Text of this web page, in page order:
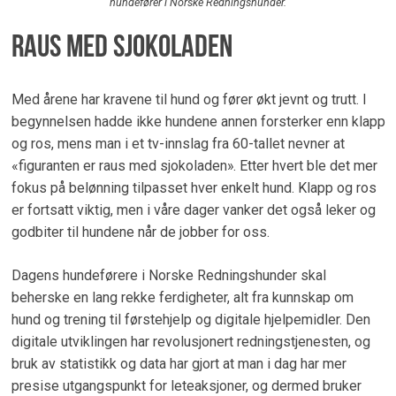
Raus med sjokoladen
Med årene har kravene til hund og fører økt jevnt og trutt. I
begynnelsen hadde ikke hundene annen forsterker enn klapp
og ros, mens man i et tv-innslag fra 60-tallet nevner at
«figuranten er raus med sjokoladen». Etter hvert ble det mer
fokus på belønning tilpasset hver enkelt hund. Klapp og ros
er fortsatt viktig, men i våre dager vanker det også leker og
godbiter til hundene når de jobber for oss.
Dagens hundeførere i Norske Redningshunder skal
beherske en lang rekke ferdigheter, alt fra kunnskap om
hund og trening til førstehjelp og digitale hjelpemidler. Den
digitale utviklingen har revolusjonert redningstjenesten, og
bruk av statistikk og data har gjort at man i dag har mer
presise utgangspunkt for leteaksjoner, og dermed bruker